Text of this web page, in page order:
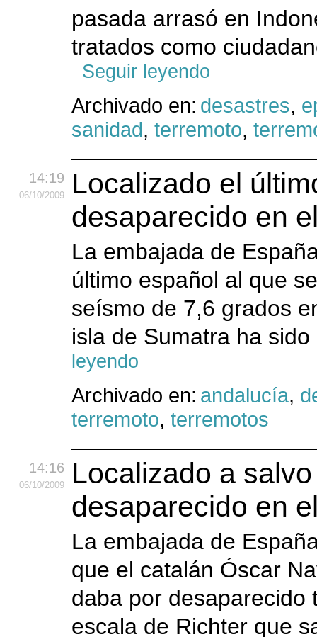
pasada arrasó en
tratados como
Seguir leyendo
Archivado en: desastres,
sanidad, terremoto,
14:19
06/10/2009
Localizado el
desaparecido en
La embajada de
último español al que
seísmo de 7,6 grados
isla de Sumatra ha
leyendo
Archivado en: andalucía,
terremoto, terremotos
14:16
06/10/2009
Localizado a
desaparecido en
La embajada de
que el catalán Óscar
daba por desaparecido
escala de Richter que